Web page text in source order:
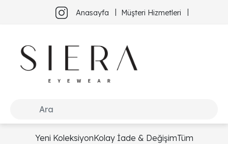
Anasayfa Müşteri Hizmetleri
Yeni KoleksiyonKolay İade & DeğişimTüm